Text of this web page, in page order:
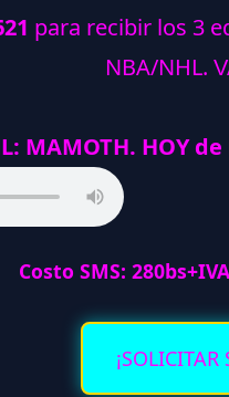
para recibir los 3
NBA/NHL.
MAMOTH. HOY
Costo SMS: